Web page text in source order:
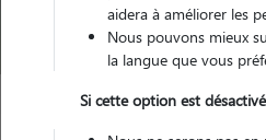
Trouver
aidera à améliorer les
Nous pouvons mieux
la langue que vous
Si cette option est